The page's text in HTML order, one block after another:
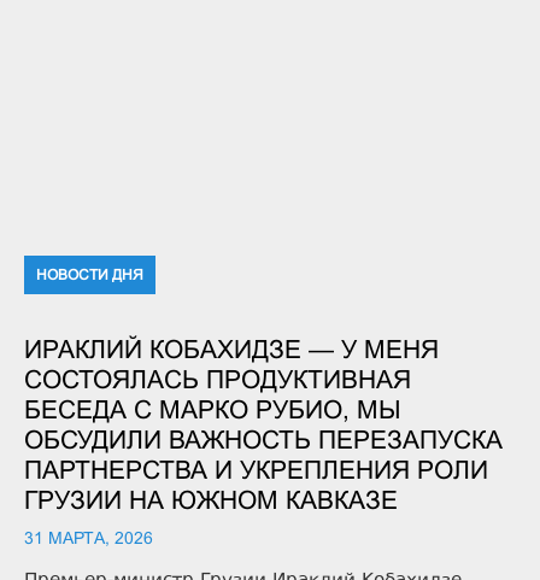
НОВОСТИ ДНЯ
ИРАКЛИЙ КОБАХИДЗЕ — У МЕНЯ
СОСТОЯЛАСЬ ПРОДУКТИВНАЯ
БЕСЕДА С МАРКО РУБИО, МЫ
ОБСУДИЛИ ВАЖНОСТЬ ПЕРЕЗАПУСКА
ПАРТНЕРСТВА И УКРЕПЛЕНИЯ РОЛИ
ГРУЗИИ НА ЮЖНОМ КАВКАЗЕ
31 МАРТА, 2026